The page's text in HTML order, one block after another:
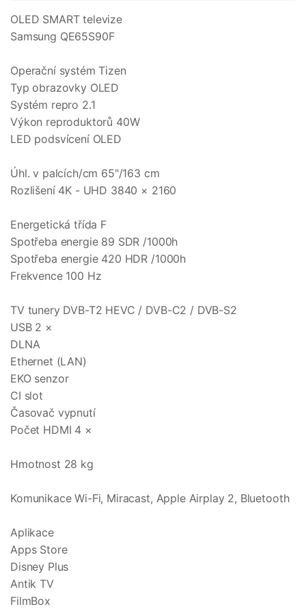
OLED SMART televize
Samsung QE65S90F
Operační systém Tizen
Typ obrazovky OLED
Systém repro 2.1
Výkon reproduktorů 40W
LED podsvícení OLED
Úhl. v palcích/cm 65"/163 cm
Rozlišení 4K - UHD 3840 × 2160
Energetická třída F
Spotřeba energie 89 SDR /1000h
Spotřeba energie 420 HDR /1000h
Frekvence 100 Hz
TV tunery DVB-T2 HEVC / DVB-C2 / DVB-S2
USB 2 ×
DLNA
Ethernet (LAN)
EKO senzor
CI slot
Časovač vypnutí
Počet HDMI 4 ×
Hmotnost 28 kg
Komunikace Wi-Fi, Miracast, Apple Airplay 2, Bluetooth
Aplikace
Apps Store
Disney Plus
Antik TV
FilmBox